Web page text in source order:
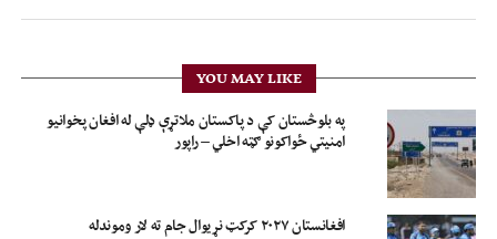
YOU MAY LIKE
په بلوڅستان کې د پاکستان ملاتړې ډلې له افغان پخوانیو
امنیتي ځواکونو ګټه اخلي – راپور
افغانستان ۲۰۲۷ کرکټ نړیوال جام ته لار وموندله